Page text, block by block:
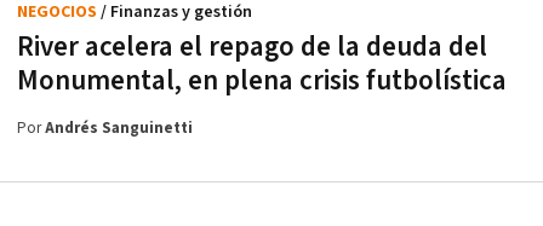
River acelera el repago de la deuda del
Monumental, en plena crisis futbolística
NEGOCIOS / Finanzas y gestión
PorAndrés Sanguinetti